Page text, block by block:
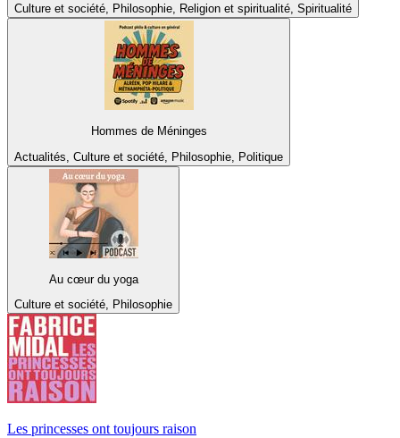
Culture et société, Philosophie, Religion et spiritualité, Spiritualité
Hommes de Méninges
Actualités, Culture et société, Philosophie, Politique
Au cœur du yoga
Culture et société, Philosophie
Les princesses ont toujours raison